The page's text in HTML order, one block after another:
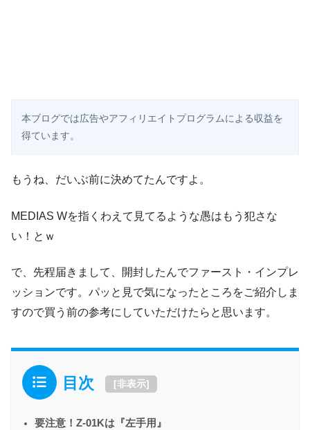
本ブログでは広告やアフィリエイトプログラムによる収益を
得ています。
もうね、だいぶ前に決めてたんですよ。
MEDIAS Wを指くわえて見てるような愚はもう犯さな
い！とｗ
で、先程届きまして、開封したんでファースト・インプレ
ッションです。パッと見で気になったところをご紹介しま
すので買う前の参考にしていただけたらと思います。
目次 [非表示]
要注意！Z-01Kは『左手用』